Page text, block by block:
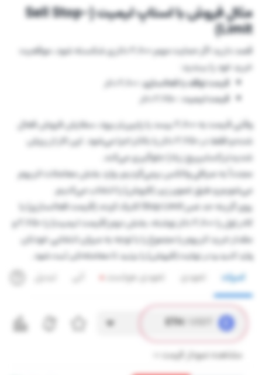
مثال فروش با استاپ لیمیت (Sell Stop-
Limit)
قصد دارید اگر حمایت مهم ۲,۸۰۰ دلاری شکسته شود، موقعیت
خرید خود را ببندید:
قیمت توقف یا فعالسازی:
قیمت لیمیت :
وقتی قیمت به ۲,۸۰۰ برسد یا پایین‌تر برود، سفارش فروش فعال
شده و فقط در ۲,۷۵۰ دلار یا بالاتر اجرا می‌شود. این کار از ریزش
شدیدتر (اسلیپیج زیاد) جلوگیری می‌کند.
مجدداً به صرافی والکس برمی‌گردیم، وارد بخش معاملات اتریوم
می‌شویم و طبق تصویر زیر، (فروش) را انتخاب می‌کنیم.
روی گزینه حد ضرر Stop Limit کلیک کرده، (قیمت فعالسازی) یا
کادر اول را ۲,۸۰۰ دلار نوشته، بخش دوم (قیمت لیمیت) را ۲,۷۵۰ و
مقدار خرید اتریوم یا مجموع را با توجه به میزان انتخابی خودتان
وارد کنید و در نهایت (فروش) را بزنید تا معامله‌تان ثبت شود.